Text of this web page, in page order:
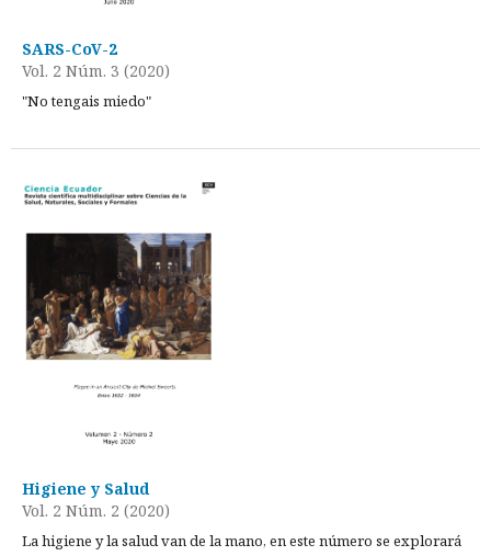
SARS-CoV-2
Vol. 2 Núm. 3 (2020)
"No tengais miedo"
Higiene y Salud
Vol. 2 Núm. 2 (2020)
La higiene y la salud van de la mano, en este número se explorará